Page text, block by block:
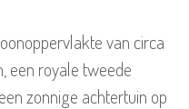
van circa
een royale tweede
zonnige achtertuin op